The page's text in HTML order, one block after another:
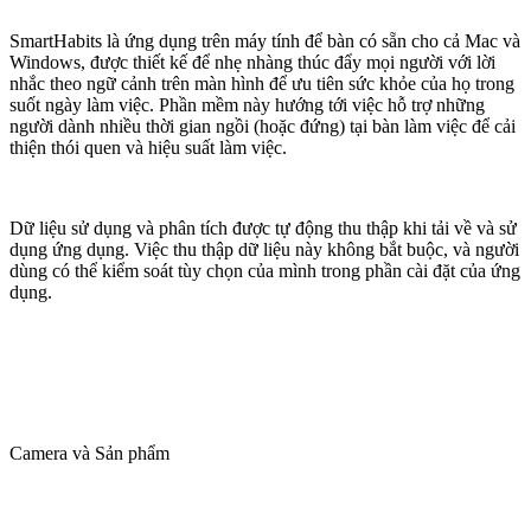
SmartHabits là ứng dụng trên máy tính để bàn có sẵn cho cả Mac và
Windows, được thiết kế để nhẹ nhàng thúc đẩy mọi người với lời
nhắc theo ngữ cảnh trên màn hình để ưu tiên sức khỏe của họ trong
suốt ngày làm việc. Phần mềm này hướng tới việc hỗ trợ những
người dành nhiều thời gian ngồi (hoặc đứng) tại bàn làm việc để cải
thiện thói quen và hiệu suất làm việc.
Dữ liệu sử dụng và phân tích được tự động thu thập khi tải về và sử
dụng ứng dụng. Việc thu thập dữ liệu này không bắt buộc, và người
dùng có thể kiểm soát tùy chọn của mình trong phần cài đặt của ứng
dụng.
Camera và Sản phẩm